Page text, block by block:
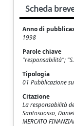
Scheda
Anno di
1998
Parole chiave
"responsabilità";
Tipologia
01 Pubblicazione
Citazione
La responsabilità
Santosuosso,
MERCATO